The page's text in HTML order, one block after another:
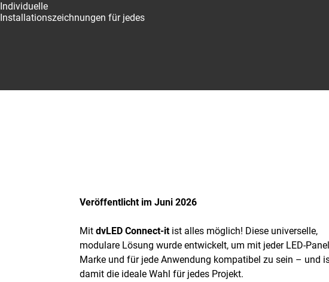
Individuelle
Installationszeichnungen für jedes
Veröffentlicht im Juni 2026
Mit dvLED Connect-itist alles möglich! Diese universelle,
modulare Lösung wurde entwickelt, um mit jeder LED-
Marke und für jede Anwendung kompatibel zu sein – und
damit die ideale Wahl für jedes Projekt.